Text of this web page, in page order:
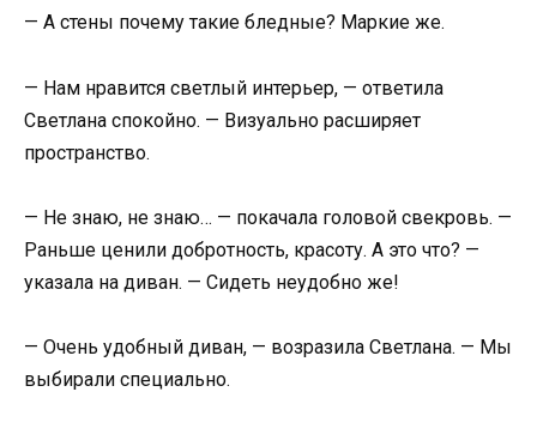
— А стены почему такие бледные? Маркие же.
— Нам нравится светлый интерьер, — ответила
Светлана спокойно. — Визуально расширяет
пространство.
— Не знаю, не знаю… — покачала головой свекровь. —
Раньше ценили добротность, красоту. А это что? —
указала на диван. — Сидеть неудобно же!
— Очень удобный диван, — возразила Светлана. — Мы
выбирали специально.